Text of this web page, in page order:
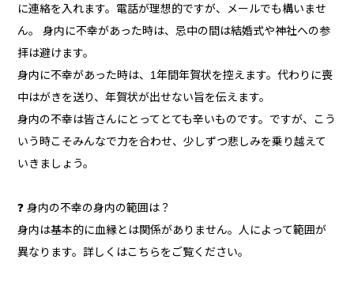
に連絡を入れます。電話が理想的ですが、メールでも構いませ
ん。 身内に不幸があった時は、忌中の間は結婚式や神社への参
拝は避けます。
身内に不幸があった時は、1年間年賀状を控えます。代わりに喪
中はがきを送り、年賀状が出せない旨を伝えます。
身内の不幸は皆さんにとってとても辛いものです。ですが、こう
いう時こそみんなで力を合わせ、少しずつ悲しみを乗り越えて
いきましょう。
❓ 身内の不幸の身内の範囲は？
身内は基本的に血縁とは関係がありません。人によって範囲が
異なります。詳しくはこちらをご覧ください。